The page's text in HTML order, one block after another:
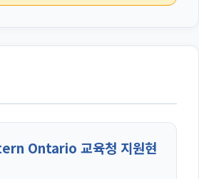
Ontario 교육청 지원현